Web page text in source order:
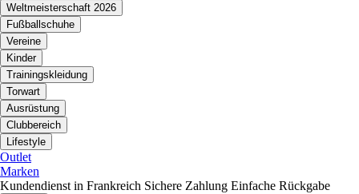
Weltmeisterschaft 2026
Fußballschuhe
Vereine
Kinder
Trainingskleidung
Torwart
Ausrüstung
Clubbereich
Lifestyle
Outlet
Marken
Kundendienst in Frankreich Sichere Zahlung Einfache Rückgabe